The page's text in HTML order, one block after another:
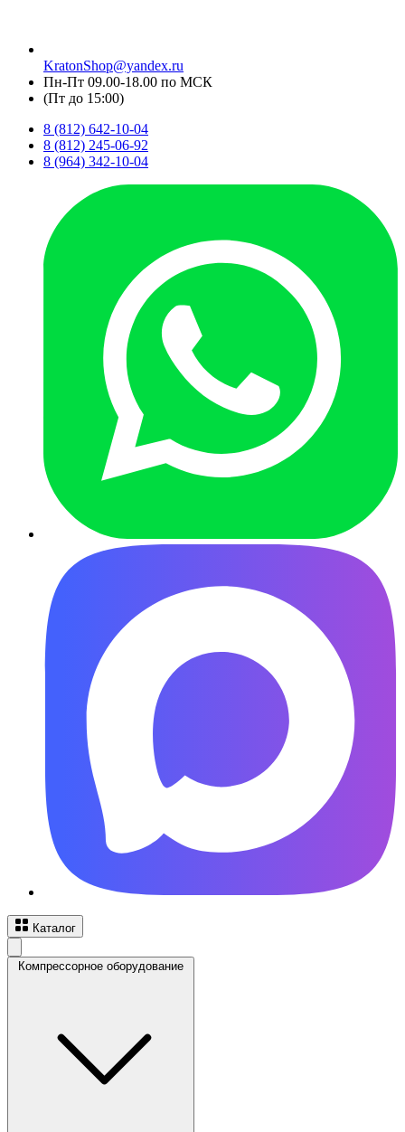
KratonShop@yandex.ru
Пн-Пт 09.00-18.00 по МСК
(Пт до 15:00)
8 (812) 642-10-04
8 (812) 245-06-92
8 (964) 342-10-04
Каталог
Компрессорное оборудование